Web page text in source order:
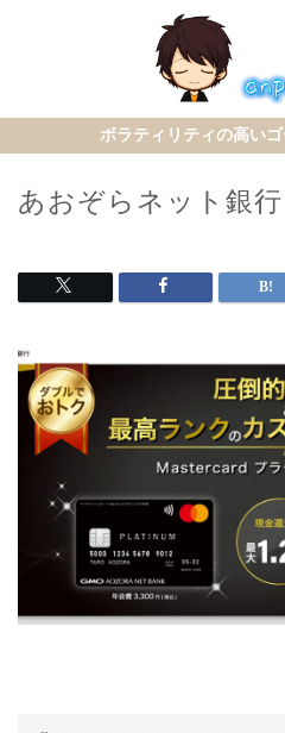
ボラティリティの高い
あおぞらネット銀行